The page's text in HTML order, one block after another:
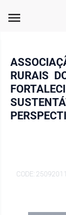
menu
RURAIS
CODE: